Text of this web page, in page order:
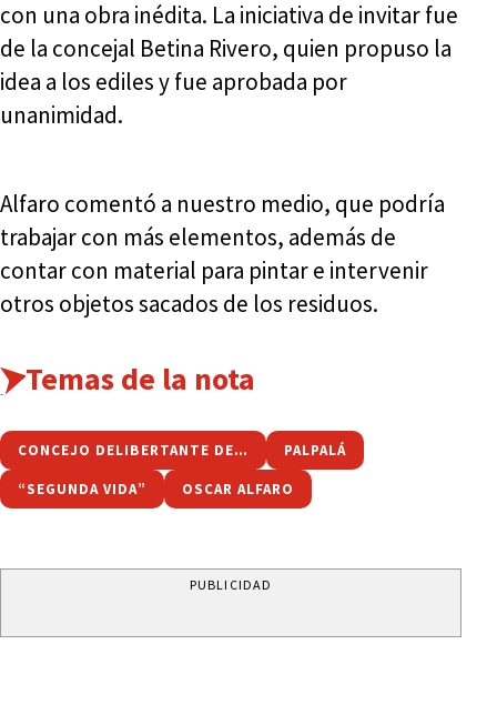
con una obra inédita. La iniciativa de invitar fue
de la concejal Betina Rivero, quien propuso la
idea a los ediles y fue aprobada por
unanimidad.
Alfaro comentó a nuestro medio, que podría
trabajar con más elementos, además de
contar con material para pintar e intervenir
otros objetos sacados de los residuos.
Temas de la nota
CONCEJO DELIBERTANTE DE PALPALÁ PALPALÁ
“SEGUNDA VIDA” OSCAR ALFARO
PUBLICIDAD